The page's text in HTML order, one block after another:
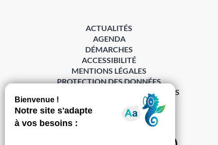
S’abonner à la Gazette ›
ACTUALITÉS
AGENDA
DÉMARCHES
ACCESSIBILITÉ
MENTIONS LÉGALES
PROTECTION DES DONNÉES
POLITIQUE DE GESTION DES COOKIES